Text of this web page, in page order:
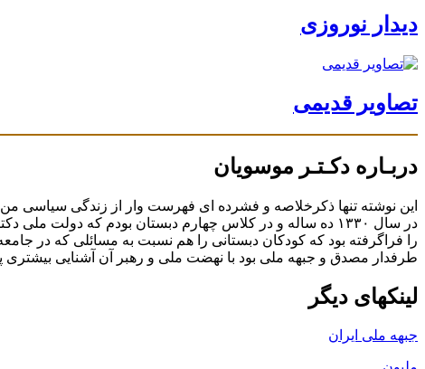
دیدار نوروزی
تصاویر قدیمی
دربـاره دکـتـر موسویان
در سال ۱۳۳۰ ده ساله و در کلاس چهارم دبستان بودم که
را فراگرفته بود که کودکان دبستانی را هم نسبت به مسائلی که در
طرفدار مصدق و جبهه ملی بود با نهضت ملی و رهبر آن آشنایی بیشتری
لینکهای دیگر
جبهه ملی ایران